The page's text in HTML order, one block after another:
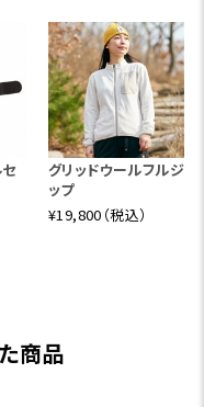
グリッドウールフルジ
ップ
¥19,800（税込）
商品